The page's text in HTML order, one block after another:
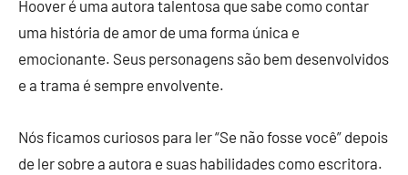
Hoover é uma autora talentosa que sabe como contar
uma história de amor de uma forma única e
emocionante. Seus personagens são bem desenvolvidos
e a trama é sempre envolvente.
Nós ficamos curiosos para ler “Se não fosse você” depois
de ler sobre a autora e suas habilidades como escritora.